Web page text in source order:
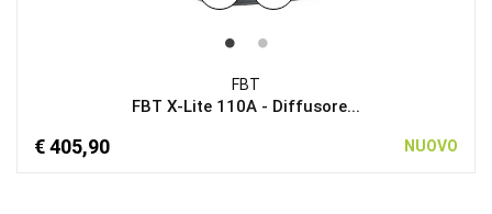
FBT
FBT X-Lite 110A - Diffusore...
€ 405,90 NUOVO